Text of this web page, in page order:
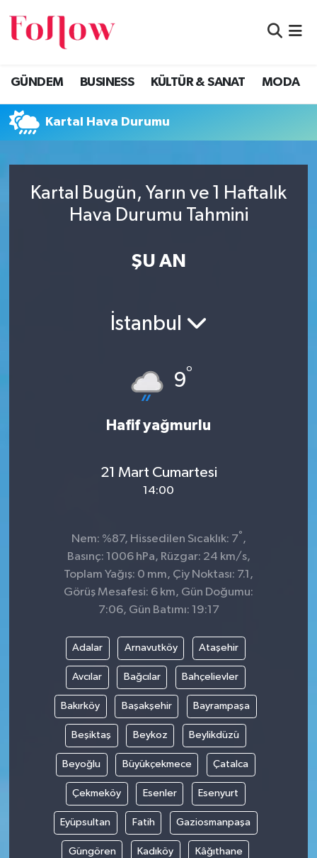
GÜNDEM BUSINESS KÜLTÜR & SANAT MODA
Kartal Hava Durumu
Kartal Bugün, Yarın ve 1 Haftalık
Hava Durumu Tahmini
ŞU AN
İstanbul
9°
Hafif yağmurlu
21 Mart Cumartesi
14:00
Nem: %87, Hissedilen Sıcaklık: 7° ,
Basınç: 1006 hPa, Rüzgar: 24 km/s,
Toplam Yağış: 0 mm, Çiy Noktası: 7.1,
Görüş Mesafesi: 6 km, Gün Doğumu:
7:06, Gün Batımı: 19:17
Adalar Arnavutköy Ataşehir
Avcılar Bağcılar Bahçelievler
Bakırköy Başakşehir Bayrampaşa
Beşiktaş Beykoz Beylikdüzü
Beyoğlu Büyükçekmece Çatalca
Çekmeköy Esenler Esenyurt
Eyüpsultan Fatih Gaziosmanpaşa
Güngören Kadıköy Kâğıthane
GÜNDEM
BUSINESS
KÜLTÜR & SANAT
MODA
EĞİTİM
Eskişehir Nöbetçi Eczaneler
Eskişehir Hava Durumu
Eskişehir Namaz Vakitleri
Eskişehir Trafik Yoğunluk Haritası
Süper Lig Puan Durumu ve Fikstür
Son Dakika Haberleri